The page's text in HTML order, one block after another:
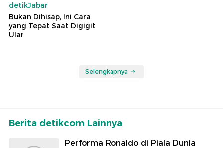
detikJabar
Bukan Dihisap, Ini Cara
yang Tepat Saat Digigit
Ular
Selengkapnya
Berita detikcom Lainnya
Performa Ronaldo di Piala Dunia